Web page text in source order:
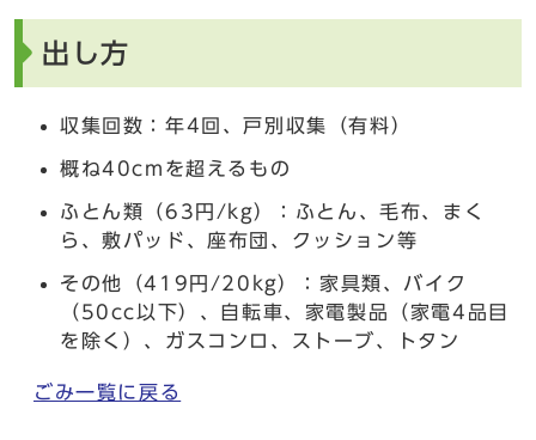
出し方
収集回数：年4回、戸別収集（有料）
概ね40cmを超えるもの
ふとん類（63円/kg）：ふとん、毛布、まく
ら、敷パッド、座布団、クッション等
その他（419円/20kg）：家具類、バイク
（50cc以下）、自転車、家電製品（家電4品目
を除く）、ガスコンロ、ストーブ、トタン
ごみ一覧に戻る